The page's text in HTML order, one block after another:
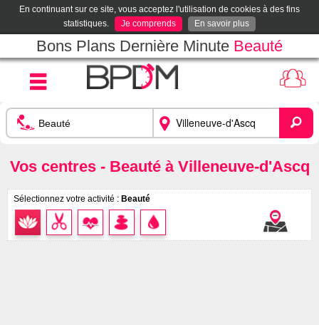
En continuant sur ce site, vous acceptez l'utilisation de cookies à des fins
statistiques.
Je comprends En savoir plus
Bons Plans Dernière Minute Beauté
Vos centres - Beauté à Villeneuve-d'Ascq
Sélectionnez votre activité : Beauté